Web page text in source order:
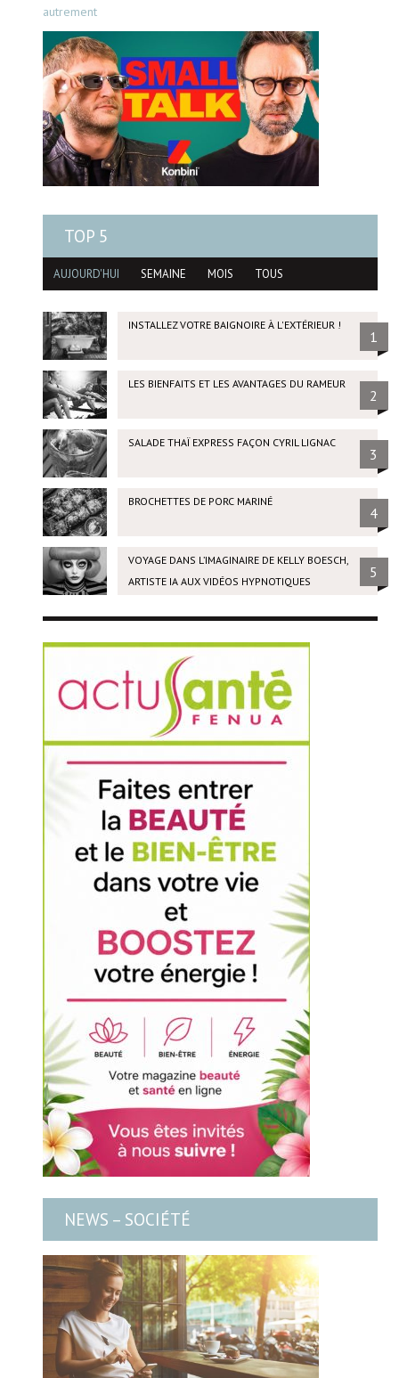
autrement
TOP 5
AUJOURD'HUI SEMAINE MOIS TOUS
INSTALLEZ VOTRE BAIGNOIRE À L'EXTÉRIEUR !
1
LES BIENFAITS ET LES AVANTAGES DU RAMEUR
2
SALADE THAÏ EXPRESS FAÇON CYRIL LIGNAC
3
BROCHETTES DE PORC MARINÉ
4
VOYAGE DANS L’IMAGINAIRE DE KELLY BOESCH,
ARTISTE IA AUX VIDÉOS HYPNOTIQUES
5
NEWS – SOCIÉTÉ